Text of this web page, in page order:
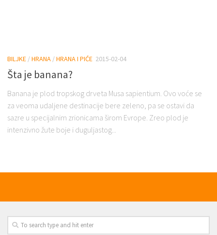
BILJKE /HRANA /HRANA I PIĆE 2015-02-04
Šta je banana?
Banana je plod tropskog drveta Musa sapientium. Ovo voće se
za veoma udaljene destinacije bere zeleno, pa se ostavi da
sazre u specijalnim zrionicama širom Evrope. Zreo plod je
intenzivno žute boje i duguljastog...